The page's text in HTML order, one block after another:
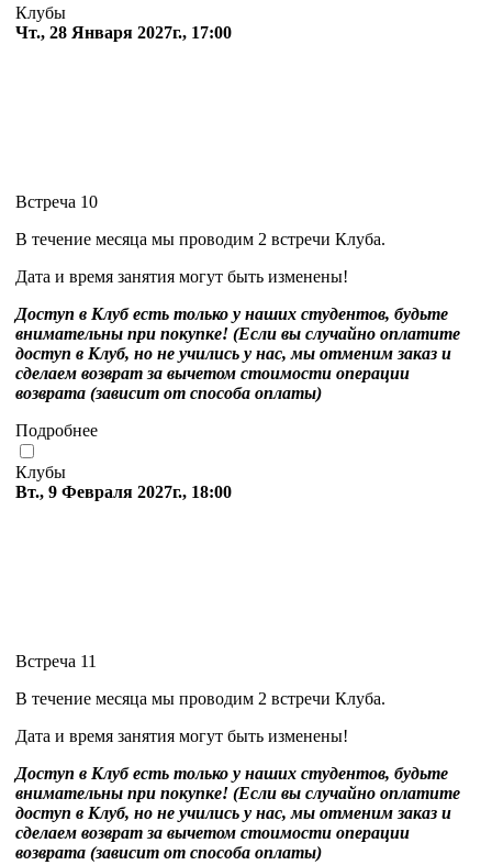
Клубы
Чт., 28 Января 2027г., 17:00
Встреча 10
В течение месяца мы проводим 2 встречи Клуба.
Дата и время занятия могут быть изменены!
Доступ в Клуб есть только у наших студентов, будьте
внимательны при покупке! (Если вы случайно оплатите
доступ в Клуб, но не учились у нас, мы отменим заказ и
сделаем возврат за вычетом стоимости операции
возврата (зависит от способа оплаты)
Подробнее
Клубы
Вт., 9 Февраля 2027г., 18:00
Встреча 11
В течение месяца мы проводим 2 встречи Клуба.
Дата и время занятия могут быть изменены!
Доступ в Клуб есть только у наших студентов, будьте
внимательны при покупке! (Если вы случайно оплатите
доступ в Клуб, но не учились у нас, мы отменим заказ и
сделаем возврат за вычетом стоимости операции
возврата (зависит от способа оплаты)